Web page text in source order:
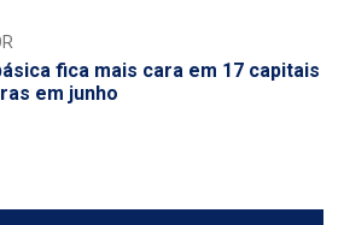
fica mais cara em 17 capitais
em junho